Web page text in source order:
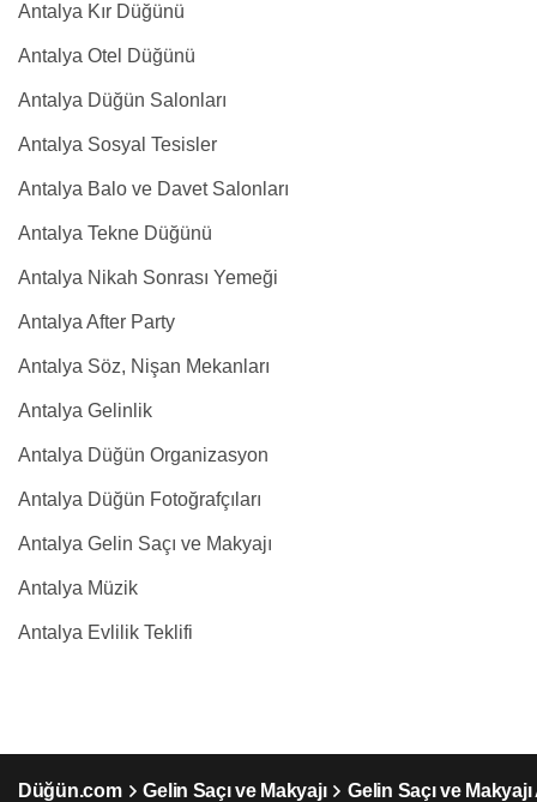
Antalya Kır Düğünü
Antalya Otel Düğünü
Antalya Düğün Salonları
Antalya Sosyal Tesisler
Antalya Balo ve Davet Salonları
Antalya Tekne Düğünü
Antalya Nikah Sonrası Yemeği
Antalya After Party
Antalya Söz, Nişan Mekanları
Antalya Gelinlik
Antalya Düğün Organizasyon
Antalya Düğün Fotoğrafçıları
Antalya Gelin Saçı ve Makyajı
Antalya Müzik
Antalya Evlilik Teklifi
Düğün.com Gelin Saçı ve Makyajı Gelin Saçı ve